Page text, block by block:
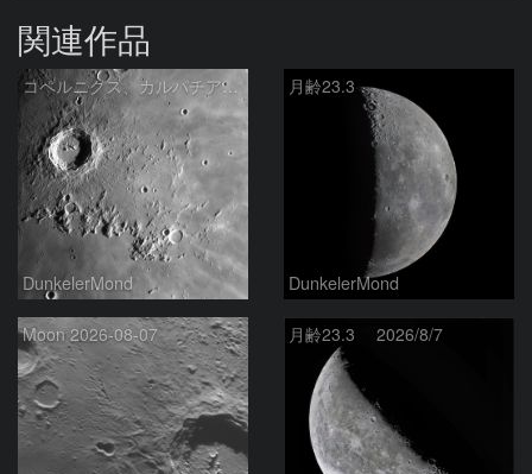
関連作品
コペルニクス、カルパチア山脈付近
DunkelerMond
月齢23.3
DunkelerMond
Moon 2026-08-07 月齢23.3 2026/8/7